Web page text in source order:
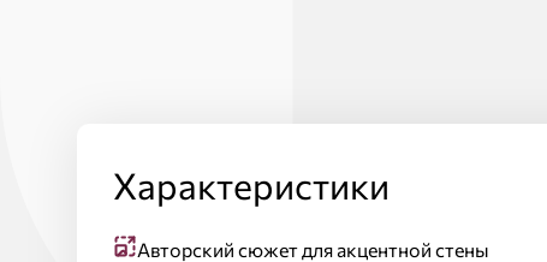
Характеристики
Авторский сюжет для акцентной стены